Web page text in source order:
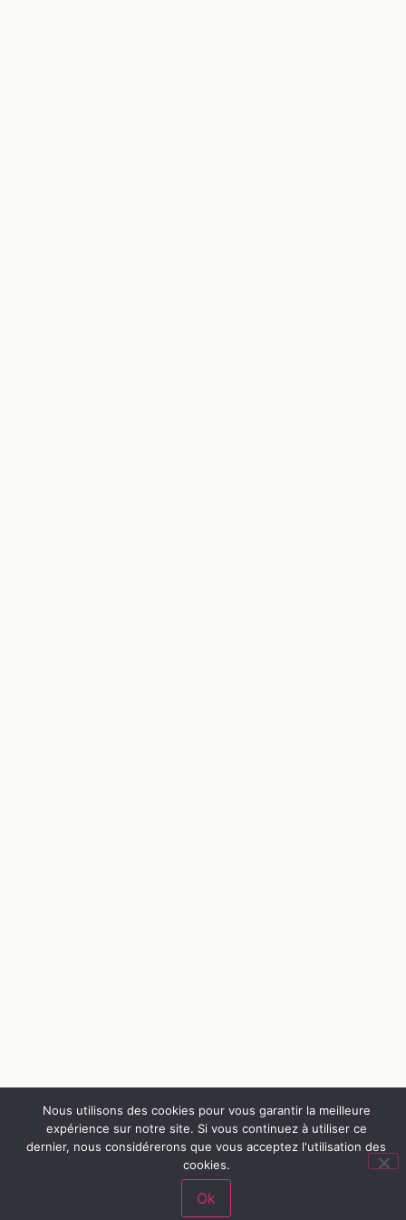
Nous utilisons des cookies pour vous garantir la meilleure
expérience sur notre site. Si vous continuez à utiliser ce
dernier, nous considérerons que vous acceptez l'utilisation des
cookies.
Ok